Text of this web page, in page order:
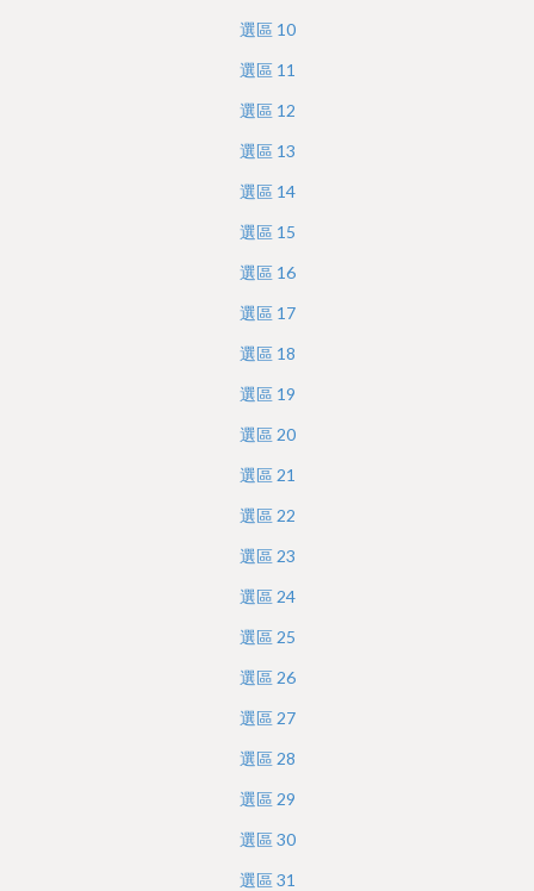
選區 10
選區 11
選區 12
選區 13
選區 14
選區 15
選區 16
選區 17
選區 18
選區 19
選區 20
選區 21
選區 22
選區 23
選區 24
選區 25
選區 26
選區 27
選區 28
選區 29
選區30
選區31